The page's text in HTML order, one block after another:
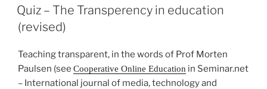
EM
Quiz – The Transperency in education
(revised)
Teaching transparent, in the words of Prof Morten
Paulsen (see Cooperative Online Education in Seminar.net
– International journal of media, technology and